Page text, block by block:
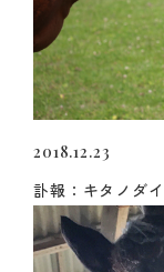
2018.12.23
訃報：キタノダ